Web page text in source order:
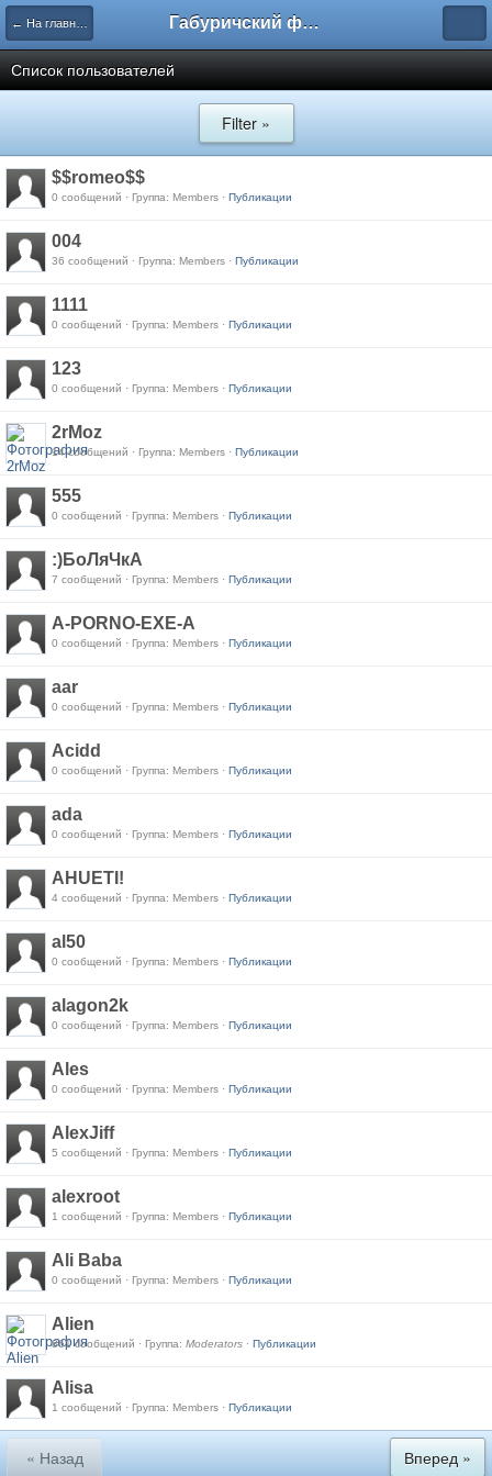
← На главную Габуричский форум
Список пользователей
Filter »
$$romeo$$
0 сообщений · Группа: Members · Публикации
004
36 сообщений · Группа: Members · Публикации
1111
0 сообщений · Группа: Members · Публикации
123
0 сообщений · Группа: Members · Публикации
2rMoz
14 сообщений · Группа: Members · Публикации
555
0 сообщений · Группа: Members · Публикации
:)БоЛяЧкА
7 сообщений · Группа: Members · Публикации
A-PORNO-EXE-A
0 сообщений · Группа: Members · Публикации
aar
0 сообщений · Группа: Members · Публикации
Acidd
0 сообщений · Группа: Members · Публикации
ada
0 сообщений · Группа: Members · Публикации
AHUETI!
4 сообщений · Группа: Members · Публикации
al50
0 сообщений · Группа: Members · Публикации
alagon2k
0 сообщений · Группа: Members · Публикации
Ales
0 сообщений · Группа: Members · Публикации
AlexJiff
5 сообщений · Группа: Members · Публикации
alexroot
1 сообщений · Группа: Members · Публикации
Ali Baba
0 сообщений · Группа: Members · Публикации
Alien
861 сообщений · Группа: Moderators · Публикации
Alisa
1 сообщений · Группа: Members · Публикации
« Назад Вперед »